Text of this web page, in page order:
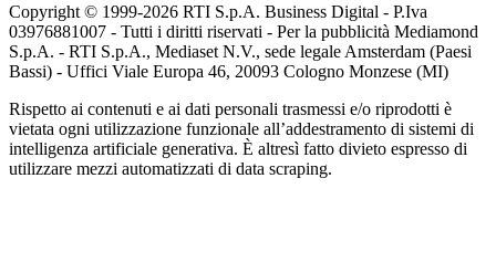
Copyright © 1999-2026 RTI S.p.A. Business Digital - P.Iva
03976881007 - Tutti i diritti riservati - Per la pubblicità Mediamond
S.p.A. - RTI S.p.A., Mediaset N.V., sede legale Amsterdam (Paesi
Bassi) - Uffici Viale Europa 46, 20093 Cologno Monzese (MI)
Rispetto ai contenuti e ai dati personali trasmessi e/o riprodotti è
vietata ogni utilizzazione funzionale all’addestramento di sistemi di
intelligenza artificiale generativa. È altresì fatto divieto espresso di
utilizzare mezzi automatizzati di data scraping.